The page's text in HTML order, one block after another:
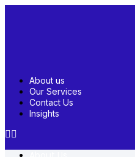
About us
Our Services
Contact Us
Insights